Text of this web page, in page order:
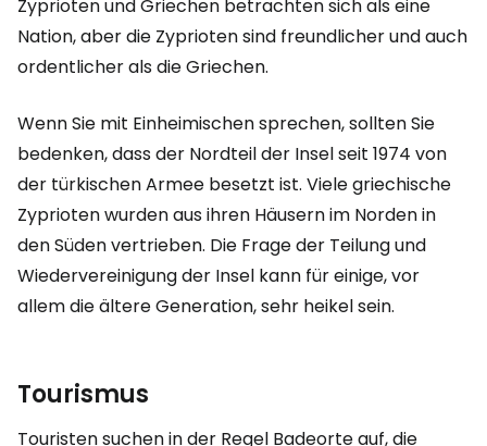
Zyprioten und Griechen betrachten sich als eine
Nation, aber die Zyprioten sind freundlicher und auch
ordentlicher als die Griechen.
Wenn Sie mit Einheimischen sprechen, sollten Sie
bedenken, dass der Nordteil der Insel seit 1974 von
der türkischen Armee besetzt ist. Viele griechische
Zyprioten wurden aus ihren Häusern im Norden in
den Süden vertrieben. Die Frage der Teilung und
Wiedervereinigung der Insel kann für einige, vor
allem die ältere Generation, sehr heikel sein.
Tourismus
Touristen suchen in der Regel Badeorte auf, die